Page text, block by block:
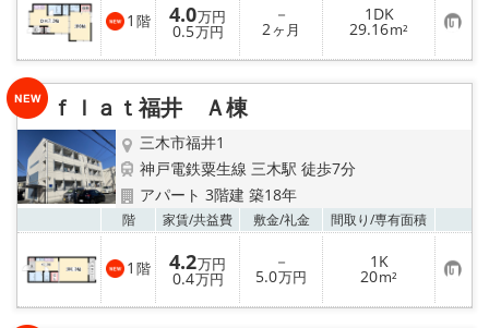
1 階 4.0万円
0.5万円
－
2ヶ月
1DK
29.16m² お
気
に
り
ｆｌａｔ福井 Ａ棟
三木市福井1
神戸電鉄粟生線 三木駅 徒歩7分
アパート 3階建 築18年
階 家賃/共益費 敷金/礼金 間取り/専有面積
1 階 4.2万円
0.4万円
－
5.0万円
1K
20m² お
気
に